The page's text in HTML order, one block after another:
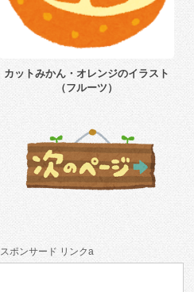
カットみかん・オレンジのイラスト
（フルーツ）
スポンサード リンクa